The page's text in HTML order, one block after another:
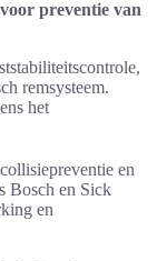
preventie van
remsysteem.
het
en
Bosch en Sick
en